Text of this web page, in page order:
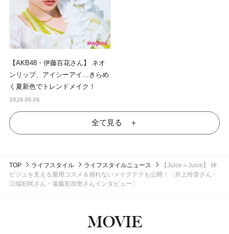
【AKB48・伊藤百花さん】 ネオ
ンリップ、アイシーアイ…きらめ
く夏新色でトレンドメイク！
2026.05.06
全て見る ＋
TOP ライフスタイル ライフスタイルニュース
【Juice＝Juice】 神
ビジュを支える愛用コスメ＆崩れないメイクテクも公開！〈井上玲音さん・
江端妃咲さん・遠藤彩加里さんインタビュー〉
MOVIE